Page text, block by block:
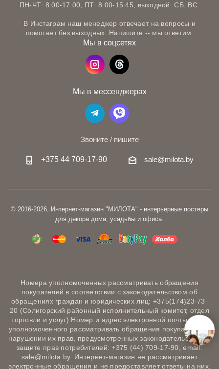
ПН-ЧТ: 8:00-17:00, ПТ: 8:00-15:45, выходной: СБ, ВС.
В Инстаграм наш менеджер отвечает на вопросы и
помогает без выходных. Напишите -- мы ответим.
Мы в соцсетях
Мы в мессенджерах
Звоните / пишите
+375 44 709-17-90 sale@milota.by
© 2016-2026, Интернет-магазин "МИЛОТА" - интерьерные постеры
для декора дома, усадьбы и офиса.
Номера уполномоченных рассматривать обращения
покупателей в соответствии с законодательством об
обращениях граждан и юридических лиц: +375(174)23-73-
20 (Солигорский районный исполнительный комитет, отдел
торговли и услуг) Номер и адрес электронной почты лица,
уполномоченного рассматривать обращения покупателей о
нарушении их прав, предусмотренных законодательством о
защите прав потребителей: +375 (44) 709-17-90, email:
sale@milota.by. Интернет-магазин не рассматривает
электронные обращения и не предоставляет ответы на них.